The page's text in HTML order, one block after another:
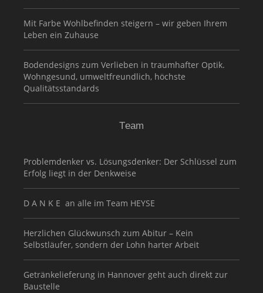
Mit Farbe Wohlbefinden steigern – wir geben Ihrem
Leben ein Zuhause
Bodendesigns zum Verlieben in traumhafter Optik.
Wohngesund, umweltfreundlich, höchste
Qualitätsstandards
Team
Problemdenker vs. Lösungsdenker: Der Schlüssel zum
Erfolg liegt in der Denkweise
D A N K E an alle im Team HEYSE
Herzlichen Glückwunsch zum Abitur – Kein
Selbstläufer, sondern der Lohn harter Arbeit
Getränkelieferung in Hannover geht auch direkt zur
Baustelle